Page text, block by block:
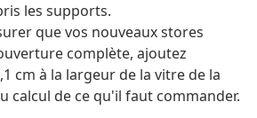
les supports.
que vos nouveaux stores
complète, ajoutez
cm à la largeur de la vitre de la
calcul de ce qu'il faut commander.